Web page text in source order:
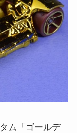
ム「ゴールデ